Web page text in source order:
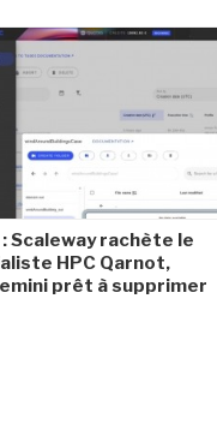
: Scaleway rachète le
HPC Qarnot,
prêt à supprimer